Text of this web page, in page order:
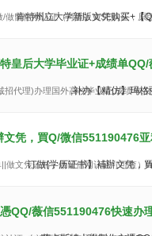
留信网认证（可查）WSE认证，
肯特州立大学新版文凭购买+【
皇后大学毕业证+成绩单
代理)办理国外高校毕业证,成绩单,
补办【精仿】玛格
文凭，買Q/微信551190476
文凭证书，做留信网认证（可查
订做{学历证书】補辦文凭，
QQ/薇信551190476快速办